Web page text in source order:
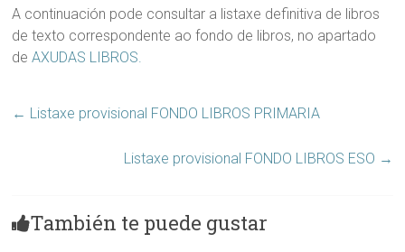
A continuación pode consultar a listaxe definitiva de libros
de texto correspondente ao fondo de libros, no apartado
deAXUDAS LIBROS.
← Listaxe provisional FONDO LIBROS PRIMARIA
Listaxe provisional FONDO LIBROS ESO →
También te puede gustar